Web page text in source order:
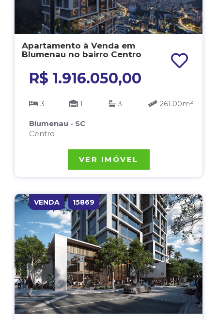
Apartamento à Venda em
Blumenau no bairro Centro
R$ 1.916.050,00
3 1 3 261.00m²
Blumenau - SC
Centro
VER IMÓVEL
VENDA 15869